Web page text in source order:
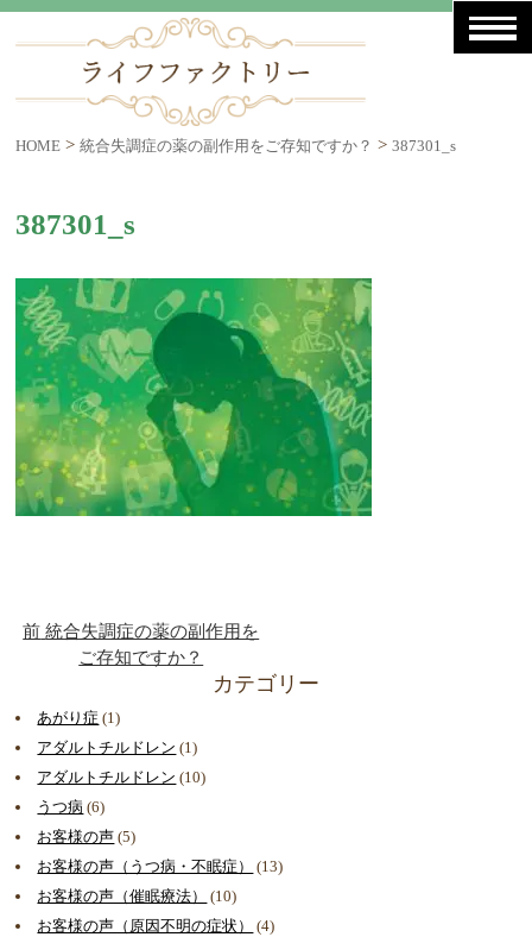
HOME >統合失調症の薬の副作用をご存知ですか？ >387301_s
387301_s
前 統合失調症の薬の副作用を
ご存知ですか？
カテゴリー
あがり症 (1)
アダルトチルドレン (1)
アダルトチルドレン (10)
うつ病 (6)
お客様の声 (5)
お客様の声（うつ病・不眠症）
(13)
お客様の声（催眠療法）
(10)
お客様の声（原因不明の症状）
(4)